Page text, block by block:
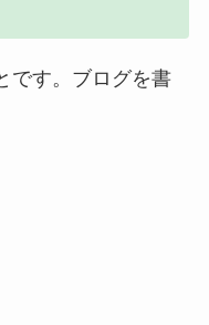
です。ブログを書